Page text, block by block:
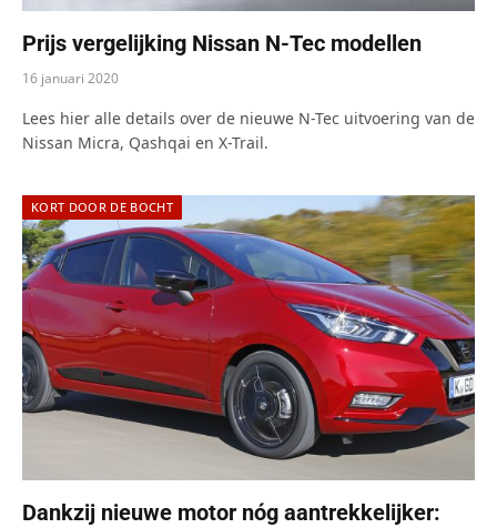
Prijs vergelijking Nissan N-Tec modellen
16 januari 2020
Lees hier alle details over de nieuwe N-Tec uitvoering van de
Nissan Micra, Qashqai en X-Trail.
KORT DOOR DE BOCHT
Dankzij nieuwe motor nóg aantrekkelijker: